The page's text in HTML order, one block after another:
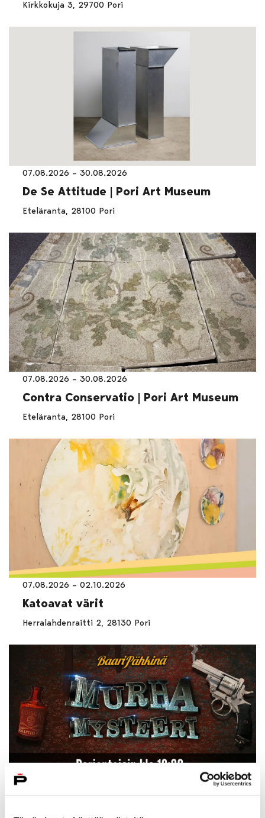
Kirkkokuja 3, 29700 Pori
07.08.2026 – 30.08.2026
De Se Attitude | Pori Art Museum
Eteläranta, 28100 Pori
07.08.2026 – 30.08.2026
Contra Conservatio | Pori Art Museum
Eteläranta, 28100 Pori
07.08.2026 – 02.10.2026
Katoavat värit
Herralahdenraitti 2, 28130 Pori